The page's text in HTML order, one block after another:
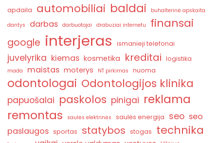
apdaila automobiliai baldai
buhalterinė apskaita
dantys
darbas darbuotojai drabuziai internetu finansai
google interjeras ismanieji telefonai
juvelyrika kiemas kosmetika kreditai logistika
mada maistas moterys NT pirkimas nuoma
odontologai Odontologijos klinika
papuošalai paskolos pinigai reklama
remontas
saulės elektrinės saulės energija seo seo
paslaugos sportas statybos stogas technika